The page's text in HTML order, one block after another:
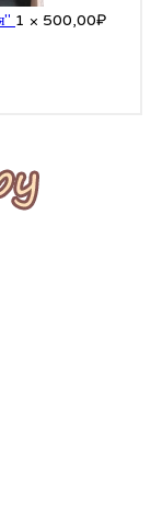
1 × 500,00₽